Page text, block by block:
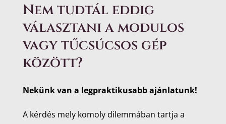
Nem tudtál eddig
választani a modulos
vagy tűcsúcsos gép
között?
Nekünk van a legpraktikusabb ajánlatunk!
A kérdés mely komoly dilemmában tartja a